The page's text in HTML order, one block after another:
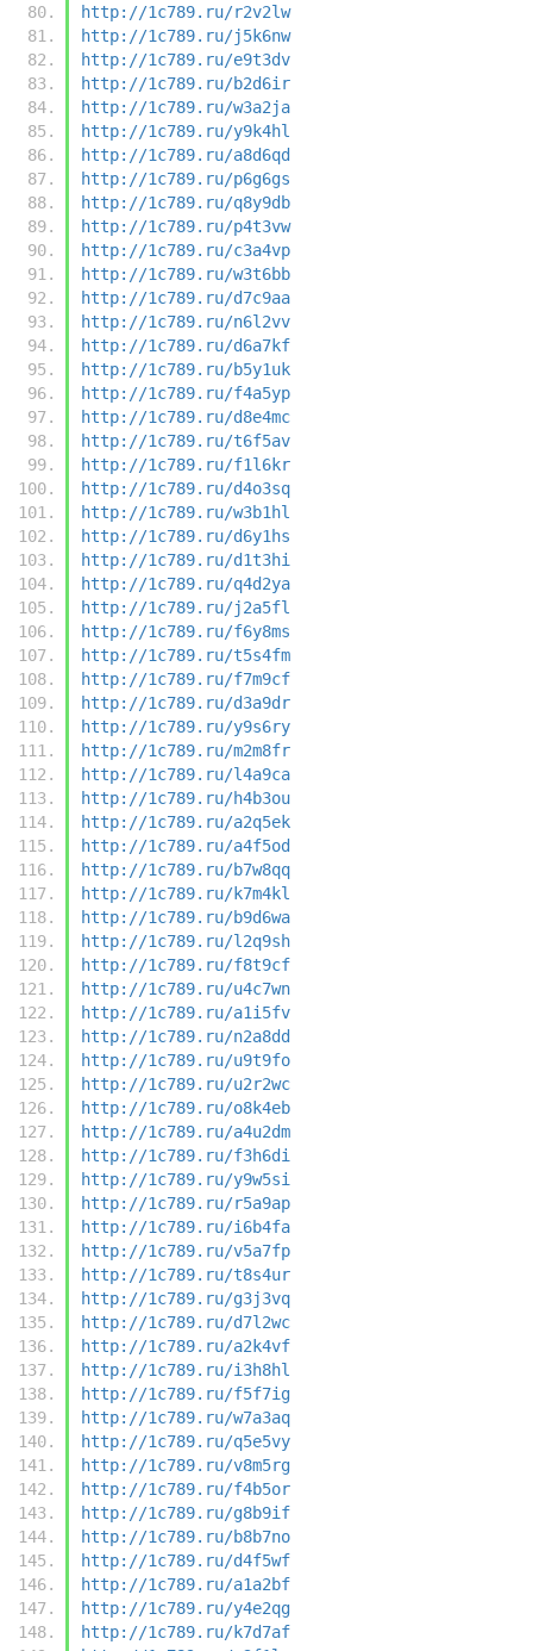
http://1c789.ru/r2v2lw
http://1c789.ru/j5k6nw
http://1c789.ru/e9t3dv
http://1c789.ru/b2d6ir
http://1c789.ru/w3a2ja
http://1c789.ru/y9k4hl
http://1c789.ru/a8d6qd
http://1c789.ru/p6g6gs
http://1c789.ru/q8y9db
http://1c789.ru/p4t3vw
http://1c789.ru/c3a4vp
http://1c789.ru/w3t6bb
http://1c789.ru/d7c9aa
http://1c789.ru/n6l2vv
http://1c789.ru/d6a7kf
http://1c789.ru/b5y1uk
http://1c789.ru/f4a5yp
http://1c789.ru/d8e4mc
http://1c789.ru/t6f5av
http://1c789.ru/f1l6kr
http://1c789.ru/d4o3sq
http://1c789.ru/w3b1hl
http://1c789.ru/d6y1hs
http://1c789.ru/d1t3hi
http://1c789.ru/q4d2ya
http://1c789.ru/j2a5fl
http://1c789.ru/f6y8ms
http://1c789.ru/t5s4fm
http://1c789.ru/f7m9cf
http://1c789.ru/d3a9dr
http://1c789.ru/y9s6ry
http://1c789.ru/m2m8fr
http://1c789.ru/l4a9ca
http://1c789.ru/h4b3ou
http://1c789.ru/a2q5ek
http://1c789.ru/a4f5od
http://1c789.ru/b7w8qq
http://1c789.ru/k7m4kl
http://1c789.ru/b9d6wa
http://1c789.ru/l2q9sh
http://1c789.ru/f8t9cf
http://1c789.ru/u4c7wn
http://1c789.ru/a1i5fv
http://1c789.ru/n2a8dd
http://1c789.ru/u9t9fo
http://1c789.ru/u2r2wc
http://1c789.ru/o8k4eb
http://1c789.ru/a4u2dm
http://1c789.ru/f3h6di
http://1c789.ru/y9w5si
http://1c789.ru/r5a9ap
http://1c789.ru/i6b4fa
http://1c789.ru/v5a7fp
http://1c789.ru/t8s4ur
http://1c789.ru/g3j3vq
http://1c789.ru/d7l2wc
http://1c789.ru/a2k4vf
http://1c789.ru/i3h8hl
http://1c789.ru/f5f7ig
http://1c789.ru/w7a3aq
http://1c789.ru/q5e5vy
http://1c789.ru/v8m5rg
http://1c789.ru/f4b5or
http://1c789.ru/g8b9if
http://1c789.ru/b8b7no
http://1c789.ru/d4f5wf
http://1c789.ru/a1a2bf
http://1c789.ru/y4e2qg
http://1c789.ru/k7d7af